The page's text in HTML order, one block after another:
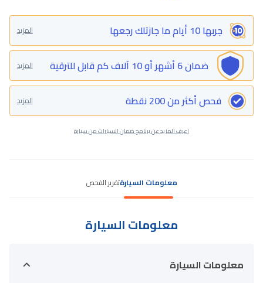
جربها 10 أيام ما جازتلك رجعها المزيد
ضمان 6 أشهر أو 10 آلاف كم قابل للترقية المزيد
فحص أكثر من 200 نقطة المزيد
اعرف المزيد عن برنامج ضمان السيارات من سيارة
معلومات السيارةتقرير الفحص
معلومات السيارة
معلومات السيارة